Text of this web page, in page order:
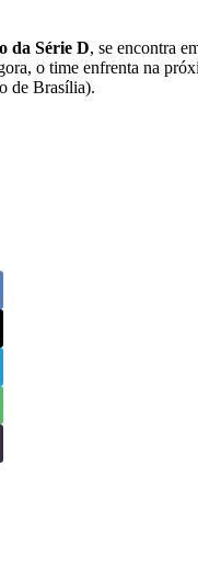
da Série D, se encontra
o time enfrenta na
de Brasília).